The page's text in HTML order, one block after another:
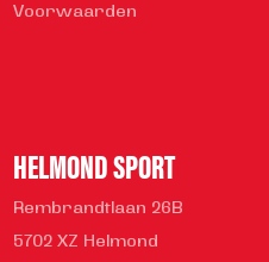
Voorwaarden
HELMOND SPORT
Rembrandtlaan 26B
5702 XZ Helmond